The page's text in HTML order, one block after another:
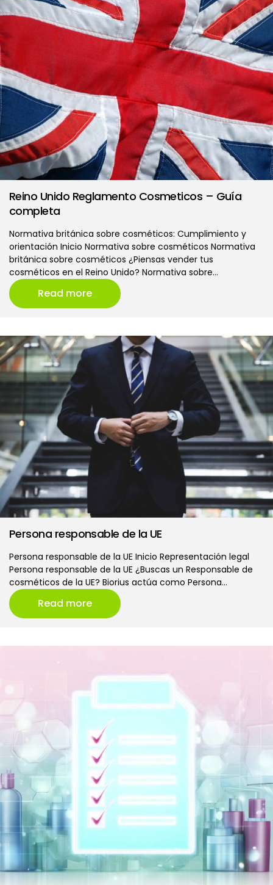
Reino Unido Reglamento Cosmeticos – Guía
completa
Normativa británica sobre cosméticos: Cumplimiento y
orientación Inicio Normativa sobre cosméticos Normativa
británica sobre cosméticos ¿Piensas vender tus
cosméticos en el Reino Unido? Normativa sobre…
Read more
Persona responsable de la UE
Persona responsable de la UE Inicio Representación legal
Persona responsable de la UE ¿Buscas un Responsable de
cosméticos de la UE? Biorius actúa como Persona…
Read more